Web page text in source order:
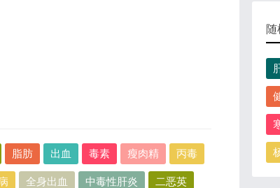
脂肪 出血 毒素 瘦肉精 丙毒
全身出血 中毒性肝炎 二恶英